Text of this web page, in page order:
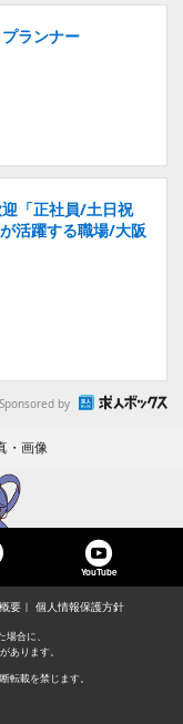
ランナー
「正社員/土日祝
活躍する職場/大阪
Sponsored by
・画像
YouTube
要 個人情報保護方針
合に、
あります。
転載を禁じます。